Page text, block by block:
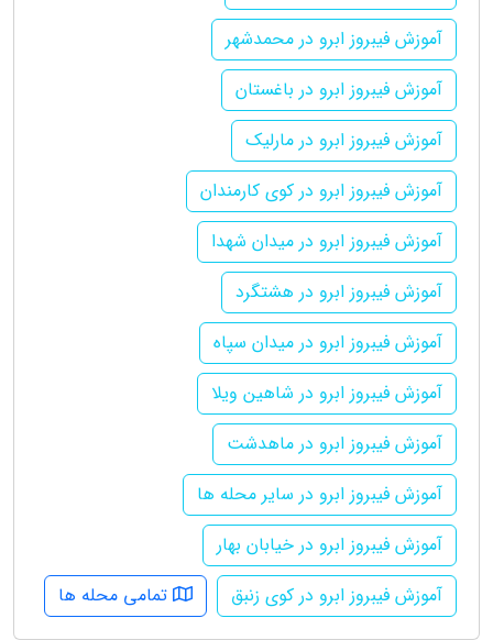
آموزش فیبروز ابرو در محمدشهر
آموزش فیبروز ابرو در باغستان
آموزش فیبروز ابرو در مارلیک
آموزش فیبروز ابرو در کوی کارمندان
آموزش فیبروز ابرو در میدان شهدا
آموزش فیبروز ابرو در هشتگرد
آموزش فیبروز ابرو در میدان سپاه
آموزش فیبروز ابرو در شاهین ویلا
آموزش فیبروز ابرو در ماهدشت
آموزش فیبروز ابرو در سایر محله ها
آموزش فیبروز ابرو در خیابان بهار
آموزش فیبروز ابرو در کوی زنبق
تمامی محله ها